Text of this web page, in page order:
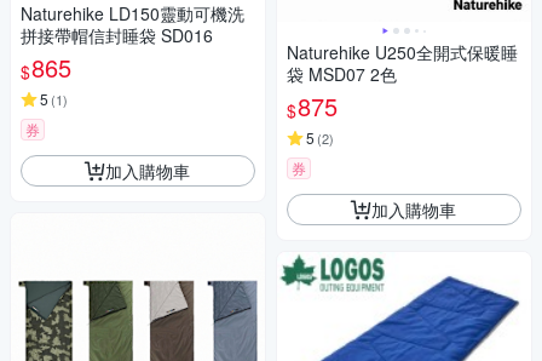
Naturehike LD150靈動可機洗
拼接帶帽信封睡袋 SD016
$865
5 (1)
券
加入購物車
Naturehike U250全開式保暖睡
袋 MSD07 2色
$875
5 (2)
券
加入購物車